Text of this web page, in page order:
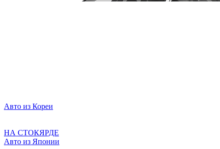
Авто из Кореи
НА СТОКЯРДЕ
Авто из Японии